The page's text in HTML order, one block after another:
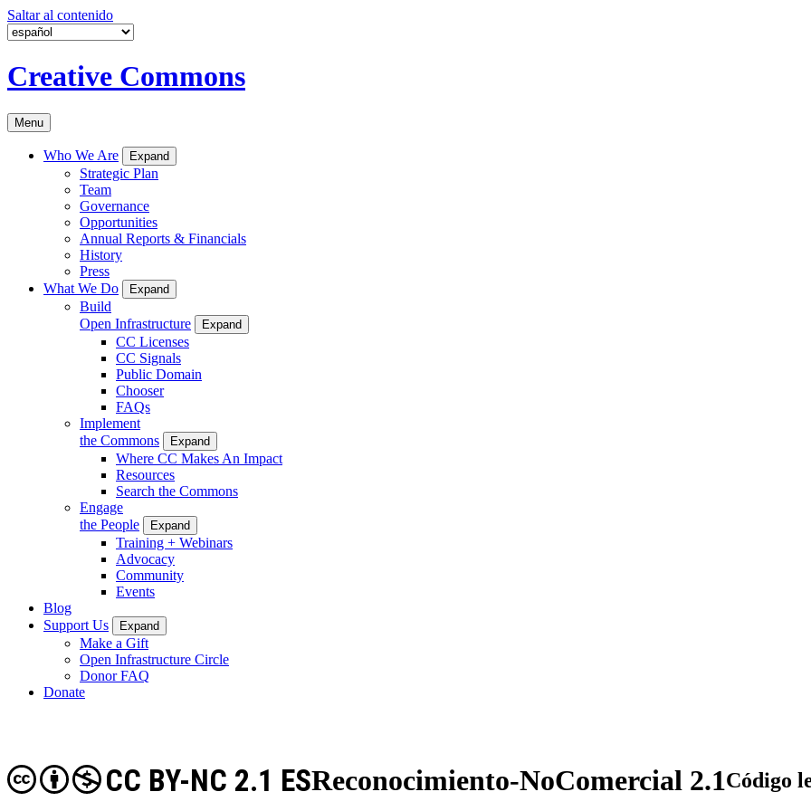
Saltar al contenido
Creative Commons
Menu
Who We Are Expand
Strategic Plan
Team
Governance
Opportunities
Annual Reports & Financials
History
Press
What We Do
Expand
Build
Open Infrastructure
Expand
CC Licenses
CC Signals
Public Domain
Chooser
FAQs
Implement
the Commons
Expand
Where CC Makes An Impact
Resources
Search the Commons
Engage
the People
Expand
Training + Webinars
Advocacy
Community
Events
Blog
Support Us
Expand
Make a Gift
Open Infrastructure Circle
Donor FAQ
Donate
Reconocimiento-NoComercial 2.1
CC BY-NC 2.1 ES Código